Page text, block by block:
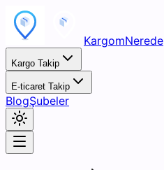
KargomNerede
Kargo Takip
E-ticaret Takip
BlogŞubeler